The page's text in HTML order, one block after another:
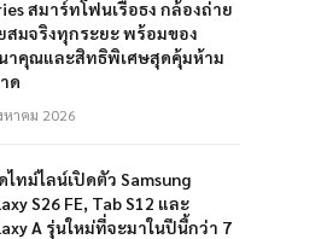
สมาร์ทโฟนเรือธง กล้องถ่าย
สมจริงทุกระยะ พร้อมของ
าคุณและสิทธิพิเศษสุดคุ้มห้าม
ด
หาคม 2026
ไทม์ไลน์เปิดตัว Samsung
S26 FE, Tab S12 และ
A รุ่นใหม่ที่จะมาในปีนี้กว่า 7